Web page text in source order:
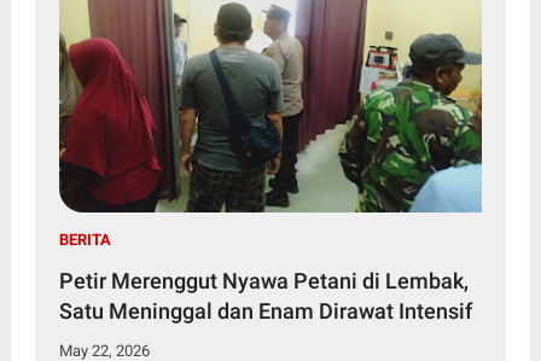
BERITA
Petir Merenggut Nyawa Petani di Lembak,
Satu Meninggal dan Enam Dirawat Intensif
May 22, 2026